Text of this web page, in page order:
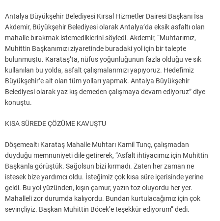
Antalya Büyükşehir Belediyesi Kırsal Hizmetler Dairesi Başkanı İsa
Akdemir, Büyükşehir Belediyesi olarak Antalya’da eksik asfaltı olan
mahalle bırakmak istemediklerini söyledi. Akdemir, “Muhtarımız,
Muhittin Başkanımızı ziyaretinde buradaki yol için bir talepte
bulunmuştu. Karataş’ta, nüfus yoğunluğunun fazla olduğu ve sık
kullanılan bu yolda, asfalt çalışmalarımızı yapıyoruz. Hedefimiz
Büyükşehir’e ait olan tüm yolları yapmak. Antalya Büyükşehir
Belediyesi olarak yaz kış demeden çalışmaya devam ediyoruz” diye
konuştu.
KISA SÜREDE ÇÖZÜME KAVUŞTU
Döşemealtı Karataş Mahalle Muhtarı Kamil Tunç, çalışmadan
duyduğu memnuniyeti dile getirerek, “Asfalt ihtiyacımız için Muhittin
Başkanla görüştük. Sağolsun bizi kırmadı. Zaten her zaman ne
istesek bize yardımcı oldu. İsteğimiz çok kısa süre içerisinde yerine
geldi. Bu yol yüzünden, kışın çamur, yazın toz oluyordu her yer.
Mahalleli zor durumda kalıyordu. Bundan kurtulacağımız için çok
sevinçliyiz. Başkan Muhittin Böcek’e teşekkür ediyorum” dedi.